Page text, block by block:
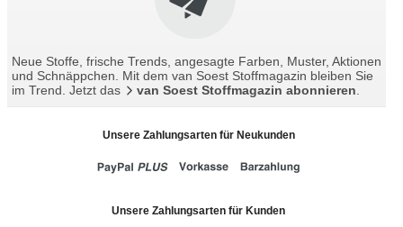
Neue Stoffe, frische Trends, angesagte Farben, Muster, Aktionen
und Schnäppchen. Mit dem van Soest Stoffmagazin bleiben Sie
im Trend. Jetzt das
van Soest Stoffmagazin abonnieren.
Unsere Zahlungsarten für Neukunden
Unsere Zahlungsarten für Kunden